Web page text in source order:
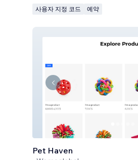
사용자 지정 코드 예약
Pet Haven